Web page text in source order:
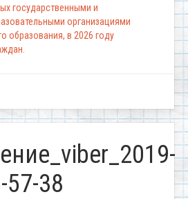
государственными и
организациями
образования, в 2026 году
57-38